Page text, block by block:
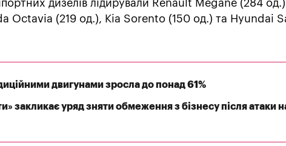
дизелів лідирували Renault Megane (284
Octavia (219 од.), Kia Sorento (150 од.) та Hyundai
двигунами зросла до понад 61%
закликає уряд зняти обмеження з бізнесу після атаки